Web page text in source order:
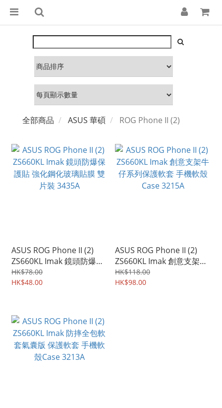
全部商品 ASUS 華碩 ROG Phone II (2)
ASUS ROG Phone II (2)
ZS660KL Imak 鏡頭防爆保
護貼 強化鋼化玻璃貼膜 雙
片裝 3435A
HK$78.00
HK$48.00
ASUS ROG Phone II (2)
ZS660KL Imak 創意支架牛
仔系列保護軟套 手機軟殼
Case 3215A
HK$118.00
HK$98.00